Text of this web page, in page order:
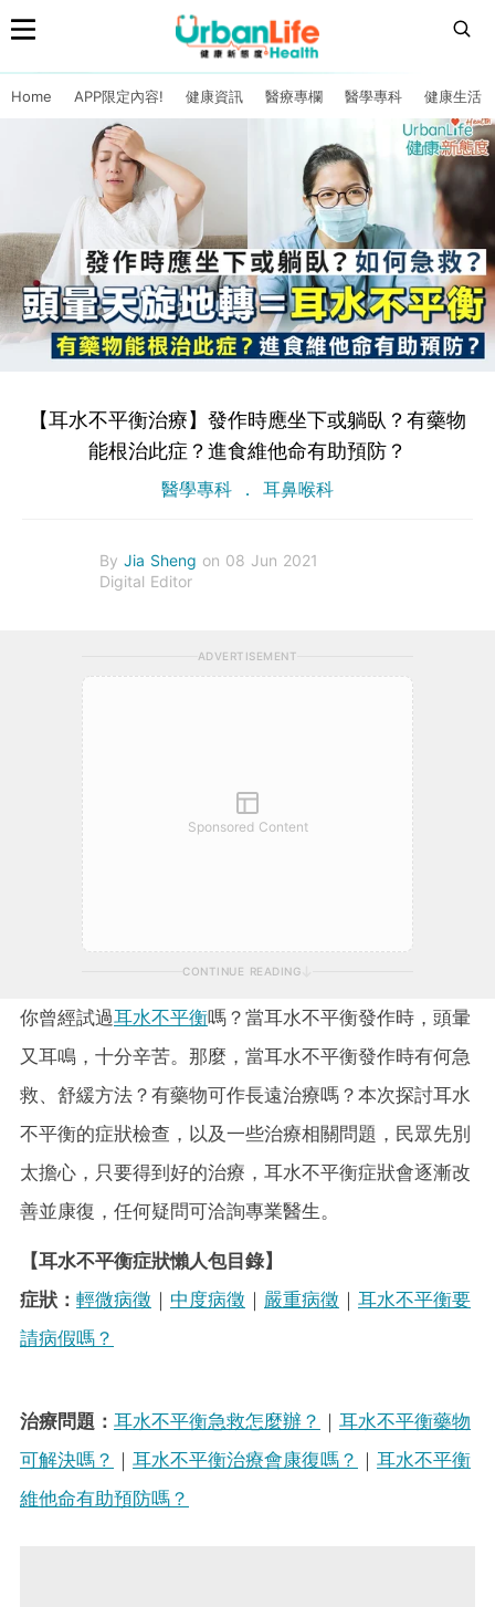
Home APP限定內容! 健康資訊 醫療專欄 醫學專科 健康生活
【耳水不平衡治療】發作時應坐下或躺臥？有藥物
能根治此症？進食維他命有助預防？
醫學專科 耳鼻喉科
By Jia Sheng on 08 Jun 2021
Digital Editor
ADVERTISEMENT
Sponsored Content
CONTINUE READING
你曾經試過耳水不平衡嗎？當耳水不平衡發作時，頭暈
又耳鳴，十分辛苦。那麼，當耳水不平衡發作時有何急
救、舒緩方法？有藥物可作長遠治療嗎？本次探討耳水
不平衡的症狀檢查，以及一些治療相關問題，民眾先別
太擔心，只要得到好的治療，耳水不平衡症狀會逐漸改
善並康復，任何疑問可洽詢專業醫生。
【耳水不平衡症狀懶人包目錄】
症狀： 輕微病徵 ｜ 中度病徵 ｜ 嚴重病徵 ｜ 耳水不平衡要
請病假嗎？
治療問題： 耳水不平衡急救怎麼辦？ ｜ 耳水不平衡藥物
可解決嗎？ ｜ 耳水不平衡治療會康復嗎？ ｜ 耳水不平衡
維他命有助預防嗎？